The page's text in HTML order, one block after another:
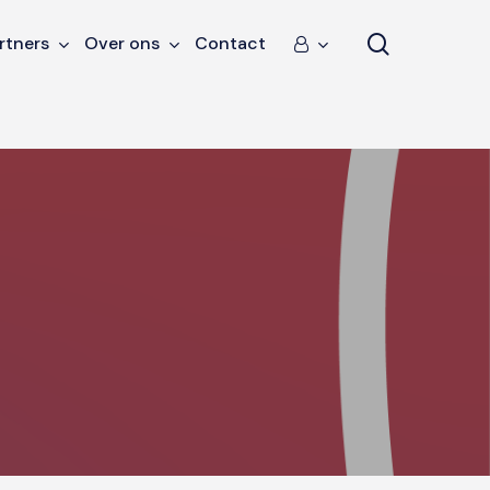
Over ons Contact